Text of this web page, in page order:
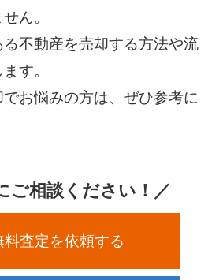
ん。
不動産を売却する方法や流
す。
お悩みの方は、ぜひ参考に
ご相談ください！／
料査定を依頼する